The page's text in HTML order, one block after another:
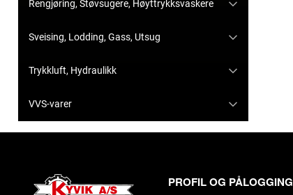
Rengjøring, Støvsugere, Høyttrykksvaskere
Sveising, Lodding, Gass, Utsug
Trykkluft, Hydraulikk
VVS-varer
PROFIL OG PÅLOGGING